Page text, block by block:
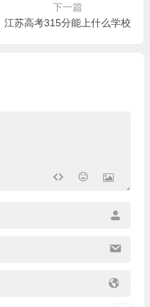
下一篇
江苏高考315分能上什么学校